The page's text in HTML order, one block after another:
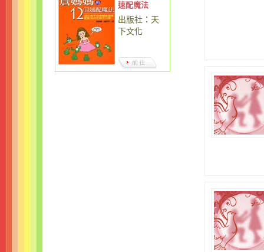
速配魔法
出版社：天
下文化